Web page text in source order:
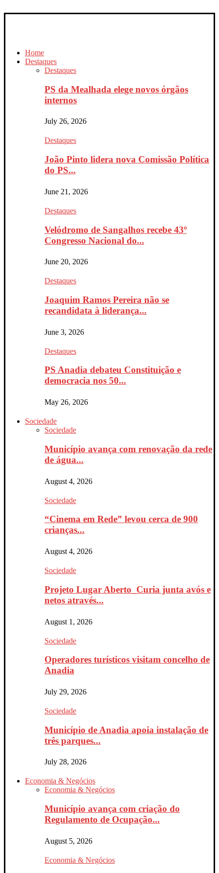
Home
Destaques
Destaques
PS da Mealhada elege novos órgãos
internos
July 26, 2026
Destaques
João Pinto lidera nova Comissão Política
do PS...
June 21, 2026
Destaques
Velódromo de Sangalhos recebe 43º
Congresso Nacional do...
June 20, 2026
Destaques
Joaquim Ramos Pereira não se
recandidata à liderança...
June 3, 2026
Destaques
PS Anadia debateu Constituição e
democracia nos 50...
May 26, 2026
Sociedade
Sociedade
Município avança com renovação da rede
de água...
August 4, 2026
Sociedade
“Cinema em Rede” levou cerca de 900
crianças...
August 4, 2026
Sociedade
Projeto Lugar Aberto_Curia junta avós e
netos através...
August 1, 2026
Sociedade
Operadores turísticos visitam concelho de
Anadia
July 29, 2026
Sociedade
Município de Anadia apoia instalação de
três parques...
July 28, 2026
Economia & Negócios
Economia & Negócios
Município avança com criação do
Regulamento de Ocupação...
August 5, 2026
Economia & Negócios